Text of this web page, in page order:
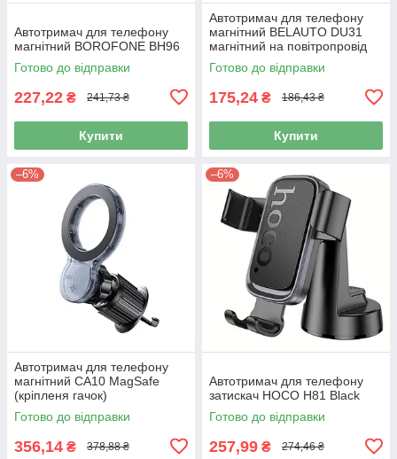
Автотримач для телефону
магнітний BOROFONE BH96
Готово до відправки
227,22 ₴ 241,73 ₴
Купити
Автотримач для телефону
магнітний BELAUTO DU31
магнітний на повітропровід
Акція!!!
Готово до відправки
175,24 ₴ 186,43 ₴
Купити
–6%
Автотримач для телефону
магнітний CA10 MagSafe
(кріпленя гачок)
Готово до відправки
356,14 ₴ 378,88 ₴
–6%
Автотримач для телефону
затискач HOCO H81 Black
Готово до відправки
257,99 ₴ 274,46 ₴